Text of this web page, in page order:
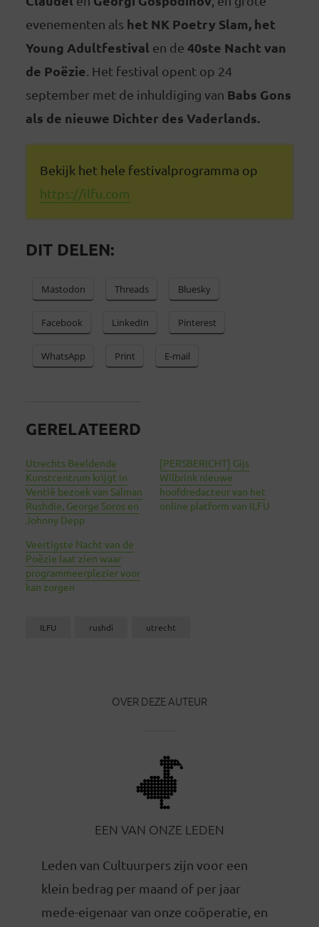
evenementen als het NK Poetry Slam, het
Young Adultfestival en de 40ste Nacht van
de Poëzie . Het festival opent op 24
september met de inhuldiging van Babs Gons
als de nieuwe Dichter des Vaderlands.
Bekijk het hele festivalprogramma op
https://ilfu.com
DIT DELEN:
Mastodon Threads Bluesky
Facebook LinkedIn Pinterest
WhatsApp Print E-mail
GERELATEERD
Utrechts Beeldende
Kunstcentrum krijgt in
Ventië bezoek van Salman
Rushdie, George Soros en
Johnny Depp
[PERSBERICHT] Gijs
Wilbrink nieuwe
hoofdredacteur van het
online platform van ILFU
Veertigste Nacht van de
Poëzie laat zien waar
programmeerplezier voor
kan zorgen
ILFU rushdi utrecht
OVER DEZE AUTEUR
EEN VAN ONZE LEDEN
Leden van Cultuurpers zijn voor een
klein bedrag per maand of per jaar
mede-eigenaar van onze coöperatie, en